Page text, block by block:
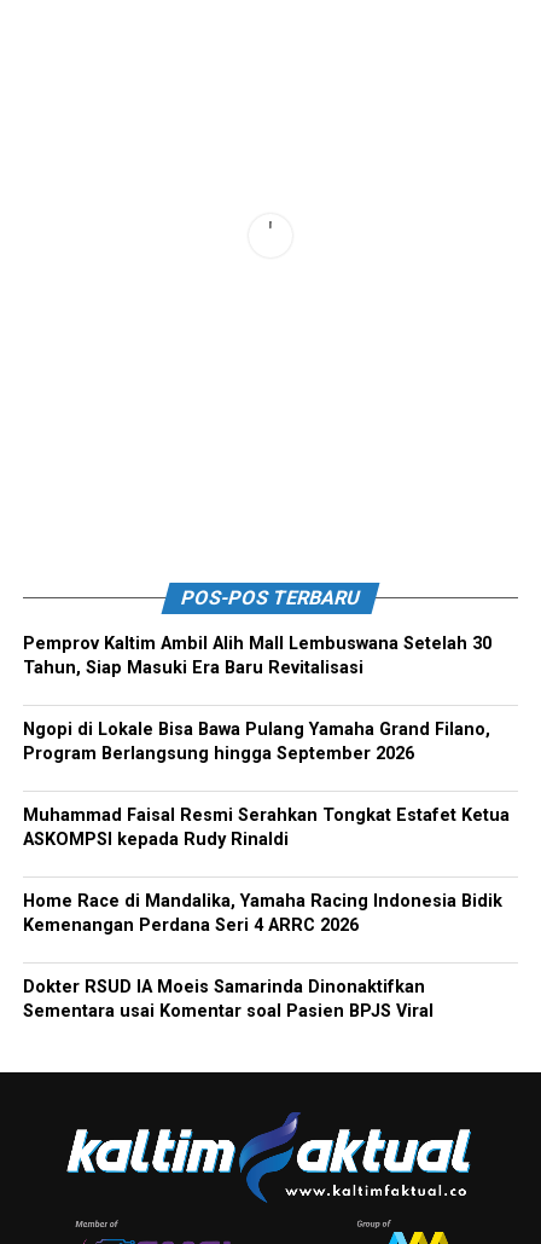
POS-POS TERBARU
Pemprov Kaltim Ambil Alih Mall Lembuswana Setelah 30
Tahun, Siap Masuki Era Baru Revitalisasi
Ngopi di Lokale Bisa Bawa Pulang Yamaha Grand Filano,
Program Berlangsung hingga September 2026
Muhammad Faisal Resmi Serahkan Tongkat Estafet Ketua
ASKOMPSI kepada Rudy Rinaldi
Home Race di Mandalika, Yamaha Racing Indonesia Bidik
Kemenangan Perdana Seri 4 ARRC 2026
Dokter RSUD IA Moeis Samarinda Dinonaktifkan
Sementara usai Komentar soal Pasien BPJS Viral